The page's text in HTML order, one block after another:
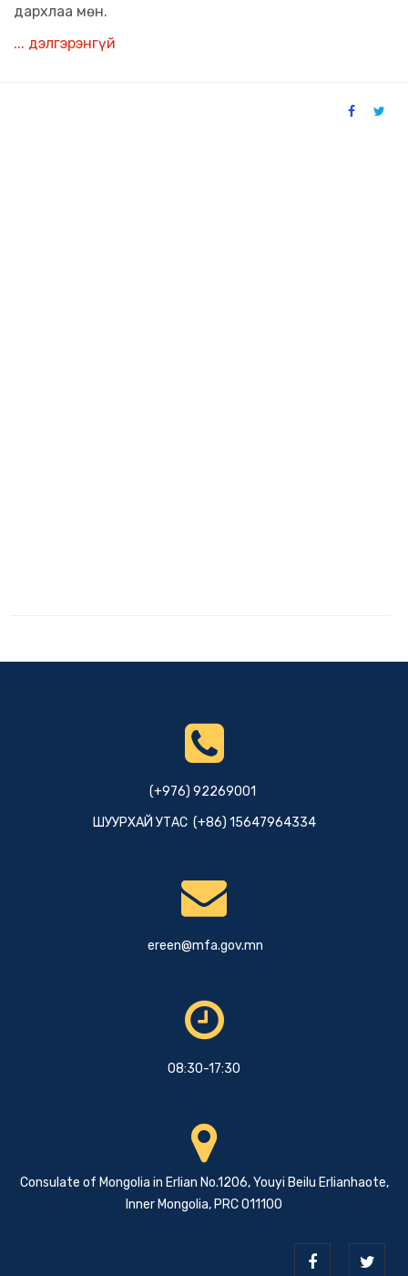
дархлаа мөн.
... дэлгэрэнгүй
(+976) 92269001
ШУУРХАЙ УТАС (+86) 15647964334
ereen@mfa.gov.mn
08:30-17:30
Consulate of Mongolia in Erlian No.1206, Youyi Beilu Erlianhaote,
Inner Mongolia, PRC 011100